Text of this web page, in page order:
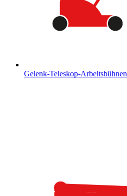
Gelenk-Teleskop-Arbeitsbühnen